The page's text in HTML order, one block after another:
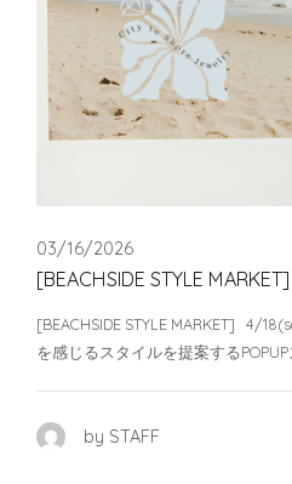
03/16/2026
[BEACHSIDE STYLE MARKET]
[BEACHSIDE STYLE MARKET] 4/
を感じるスタイルを提案するPOPUP
by STAFF